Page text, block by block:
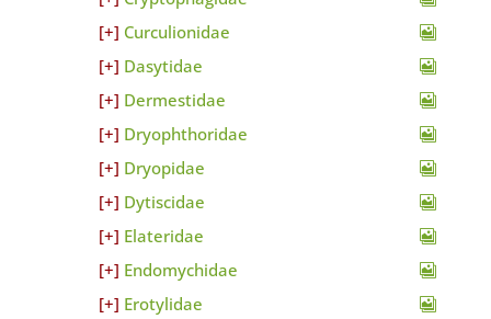
Curculionidae
Dasytidae
Dermestidae
Dryophthoridae
Dryopidae
Dytiscidae
Elateridae
Endomychidae
Erotylidae